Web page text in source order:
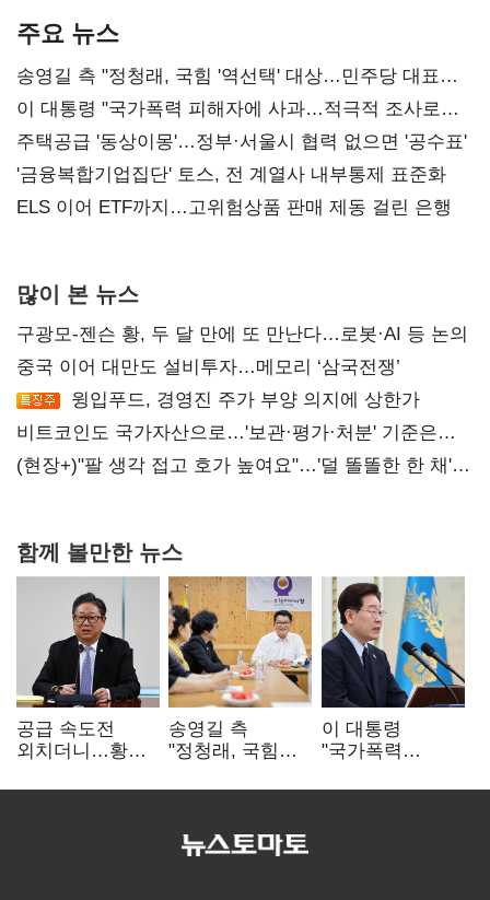
주요 뉴스
송영길 측 "정청래, 국힘 '역선택' 대상…민주당 대표로
총선 지휘 못해"
이 대통령 "국가폭력 피해자에 사과…적극적 조사로
진실 밝혀야"
주택공급 '동상이몽'…정부·서울시 협력 없으면 '공수표'
'금융복합기업집단' 토스, 전 계열사 내부통제 표준화
ELS 이어 ETF까지…고위험상품 판매 제동 걸린 은행
많이 본 뉴스
구광모-젠슨 황, 두 달 만에 또 만난다…로봇·AI 등 논의
중국 이어 대만도 설비투자…메모리 ‘삼국전쟁’
윙입푸드, 경영진 주가 부양 의지에 상한가
비트코인도 국가자산으로…'보관·평가·처분' 기준은
숙제
(현장+)"팔 생각 접고 호가 높여요"…'덜 똘똘한 한 채'
함께 볼만한 뉴스
공급 속도전
외치더니…황희,
리모델링' 제안
송영길 측
"정청래, 국힘
민주당 대표로
이 대통령
"국가폭력
적극적 조사로